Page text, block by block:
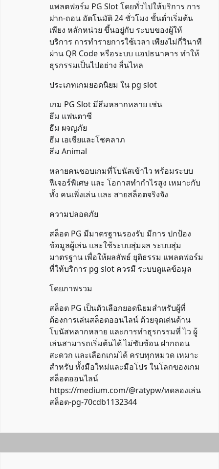
แพลตฟอร์ม PG Slot โดยทั่วไปให้บริการ การ
ฝาก-ถอน อัตโนมัติ 24 ชั่วโมง ขั้นต่ำเริ่มต้น
เพียง หลักหน่วย ขึ้นอยู่กับ ระบบของผู้ให้
บริการ การทำรายการใช้เวลา เพียงไม่กี่วินาที
ผ่าน QR Code หรือระบบ แอปธนาคาร ทำให้
ธุรกรรมเป็นไปอย่าง ลื่นไหล
ประเภทเกมยอดนิยม ใน pg slot
เกม PG Slot มีธีมหลากหลาย เช่น
ธีม แฟนตาซี
ธีม ผจญภัย
ธีม เอเชียและโชคลาภ
ธีม Animal
หลายคนชอบเกมที่โบนัสเข้าไว พร้อมระบบ
ฟีเจอร์พิเศษ และ โอกาสทำกำไรสูง เหมาะกับ
ทั้ง คนเพิ่งเล่น และ สายสล็อตจริงจัง
ความปลอดภัย
สล็อต PG มีมาตรฐานรองรับ มีการ ปกป้อง
ข้อมูลผู้เล่น และใช้ระบบสุ่มผล ระบบสุ่ม
มาตรฐาน เพื่อให้ผลลัพธ์ ยุติธรรม แพลตฟอร์ม
ที่ให้บริการ pg slot ควรมี ระบบดูแลข้อมูล
โดยภาพรวม
สล็อต PG เป็นตัวเลือกยอดนิยมสำหรับผู้ที่
ต้องการเล่นสล็อตออนไลน์ ด้วยจุดเด่นด้าน
โบนัสหลากหลาย และการทำธุรกรรมที่ ไว ผู้
เล่นสามารถเริ่มต้นได้ ไม่ซับซ้อน ฝากถอน
สะดวก และเลือกเกมได้ ครบทุกหมวด เหมาะ
สำหรับ ทั้งมือใหม่และมือโปร ในโลกของเกม
สล็อตออนไลน์
https://medium.com/@ratypw/ทดลองเล่น
สล็อต-pg-70cdb1132344